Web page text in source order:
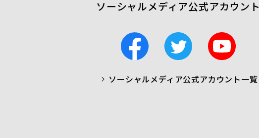
ソーシャルメディア公式アカウント
F
a
a
T
w
t
Y
o
t
ソーシャルメディア公式アカウント一覧